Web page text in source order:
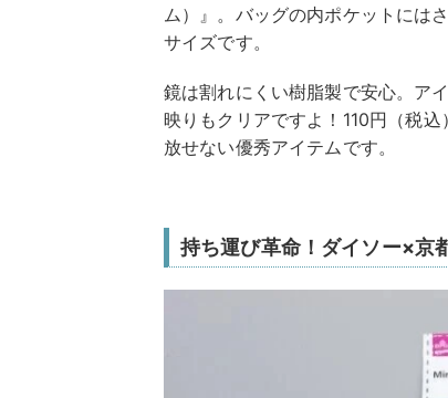
ム）』。バッグの内ポケットには
サイズです。
鏡は割れにくい樹脂製で安心。ア
映りもクリアですよ！110円（税
放せない優秀アイテムです。
持ち運び革命！ダイソー×京